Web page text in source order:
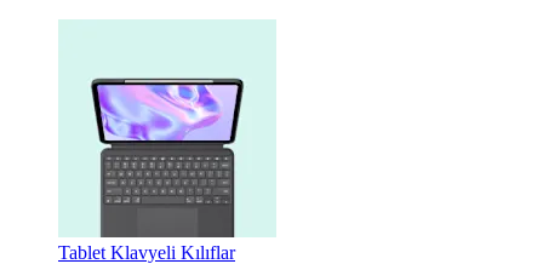
Tablet Klavyeli Kılıflar